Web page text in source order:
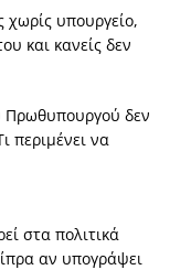
χωρίς υπουργείο,
και κανείς δεν
Πρωθυπουργού δεν
περιμένει να
στα πολιτικά
αν υπογράψει